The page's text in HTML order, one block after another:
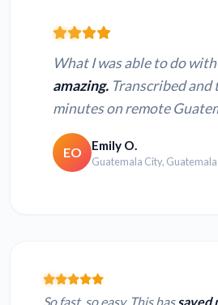
What I was able to do with
amazing. Transcribed
minutes on remote
EO Emily O.
Guatemala City, Guatemala
So fast, so easy. This hassaved